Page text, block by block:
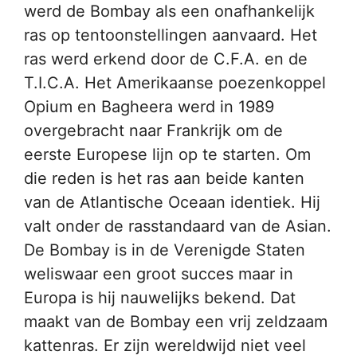
werd de Bombay als een onafhankelijk
ras op tentoonstellingen aanvaard. Het
ras werd erkend door de C.F.A. en de
T.I.C.A. Het Amerikaanse poezenkoppel
Opium en Bagheera werd in 1989
overgebracht naar Frankrijk om de
eerste Europese lijn op te starten. Om
die reden is het ras aan beide kanten
van de Atlantische Oceaan identiek. Hij
valt onder de rasstandaard van de Asian.
De Bombay is in de Verenigde Staten
weliswaar een groot succes maar in
Europa is hij nauwelijks bekend. Dat
maakt van de Bombay een vrij zeldzaam
kattenras. Er zijn wereldwijd niet veel